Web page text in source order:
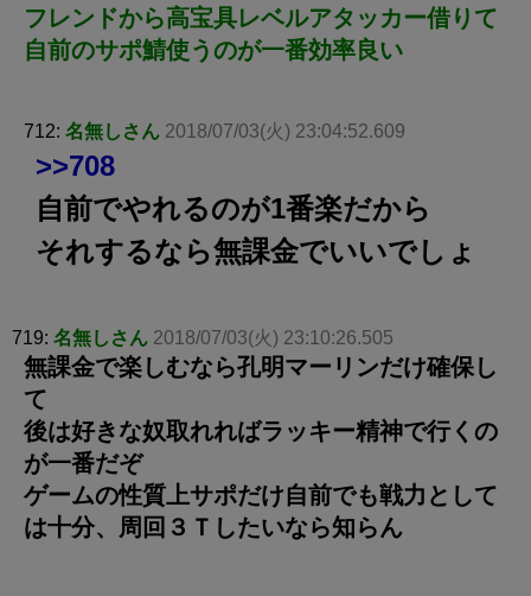
フレンドから高宝具レベルアタッカー借りて
自前のサポ鯖使うのが一番効率良い
712: 名無しさん 2018/07/03(火) 23:04:52.609
>>708
自前でやれるのが1番楽だから
それするなら無課金でいいでしょ
719: 名無しさん 2018/07/03(火) 23:10:26.505
無課金で楽しむなら孔明マーリンだけ確保し
て
後は好きな奴取れればラッキー精神で行くの
が一番だぞ
ゲームの性質上サポだけ自前でも戦力として
は十分、周回３Ｔしたいなら知らん